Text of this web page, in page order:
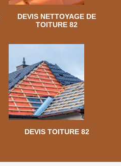
DEVIS NETTOYAGE DE
TOITURE 82
DEVIS TOITURE 82